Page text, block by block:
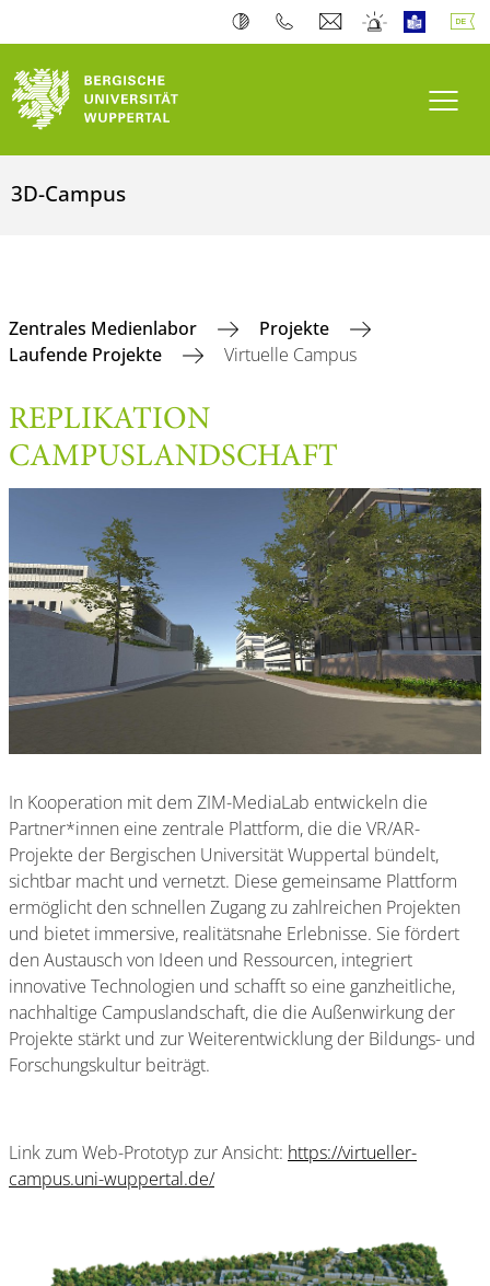
3D-Campus
Zentrales Medienlabor
Projekte
Laufende Projekte
Virtuelle Campus
REPLIKATION
CAMPUSLANDSCHAFT
In Kooperation mit dem ZIM-MediaLab entwickeln die
Partner*innen eine zentrale Plattform, die die VR/AR-
Projekte der Bergischen Universität Wuppertal bündelt,
sichtbar macht und vernetzt. Diese gemeinsame Plattform
ermöglicht den schnellen Zugang zu zahlreichen Projekten
und bietet immersive, realitätsnahe Erlebnisse. Sie fördert
den Austausch von Ideen und Ressourcen, integriert
innovative Technologien und schafft so eine ganzheitliche,
nachhaltige Campuslandschaft, die die Außenwirkung der
Projekte stärkt und zur Weiterentwicklung der Bildungs- und
Forschungskultur beiträgt.
Link zum Web-Prototyp zur Ansicht: https://virtueller-
campus.uni-wuppertal.de/